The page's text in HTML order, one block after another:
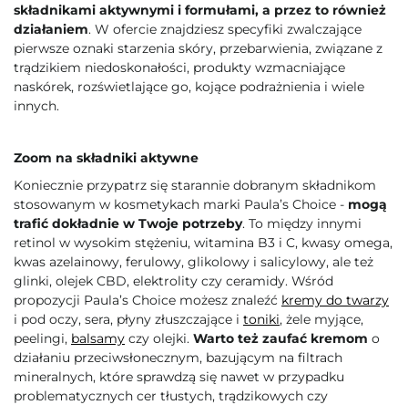
składnikami aktywnymi i formułami, a przez to również
działaniem. W ofercie znajdziesz specyfiki zwalczające
pierwsze oznaki starzenia skóry, przebarwienia, związane z
trądzikiem niedoskonałości, produkty wzmacniające
naskórek, rozświetlające go, kojące podrażnienia i wiele
innych.
Zoom na składniki aktywne
Koniecznie przypatrz się starannie dobranym składnikom
stosowanym w kosmetykach marki Paula’s Choice - mogą
trafić dokładnie w Twoje potrzeby. To między innymi
retinol w wysokim stężeniu, witamina B3 i C, kwasy omega,
kwas azelainowy, ferulowy, glikolowy i salicylowy, ale też
glinki, olejek CBD, elektrolity czy ceramidy. Wśród
propozycji Paula’s Choice możesz znaleźć kremy do twarzy
i pod oczy, sera, płyny złuszczające i toniki, żele myjące,
peelingi, balsamy czy olejki. Warto też zaufać kremom o
działaniu przeciwsłonecznym, bazującym na filtrach
mineralnych, które sprawdzą się nawet w przypadku
problematycznych cer tłustych, trądzikowych czy